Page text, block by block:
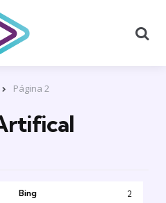
Página 2
Bing 2